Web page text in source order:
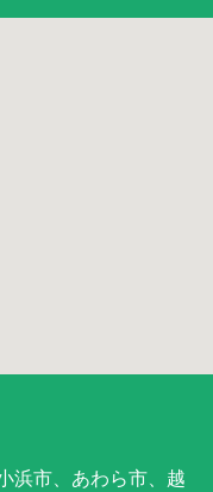
浜市、あわら市、越